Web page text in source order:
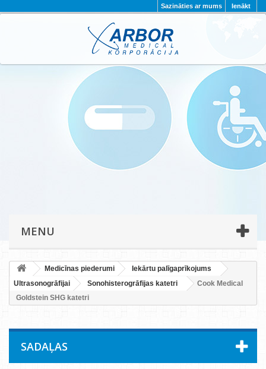
Ienākt
Sazināties ar mums
PAR MUMS PROJEKTI
KONTAKTI
PRIVĀTUMA POLITIKA
MENU
Medicīnas piederumi
Iekārtu palīgaprīkojums
Ultrasonogrāfijai
Sonohisterogrāfijas katetri
Cook Medical
Goldstein SHG katetri
SADAĻAS